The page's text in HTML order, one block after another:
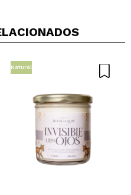
Imagine isso...
Sim Não
Natural